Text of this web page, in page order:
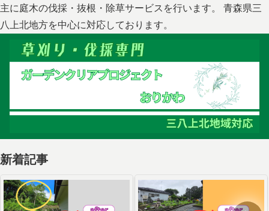
主に庭木の伐採・抜根・除草サービスを行います。 青森県三
八上北地方を中心に対応しております。
新着記事